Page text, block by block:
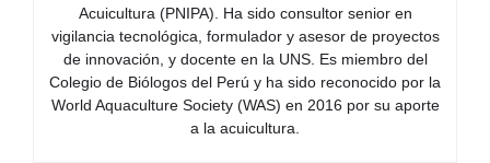
Acuicultura (PNIPA). Ha sido consultor senior en
vigilancia tecnológica, formulador y asesor de proyectos
de innovación, y docente en la UNS. Es miembro del
Colegio de Biólogos del Perú y ha sido reconocido por la
World Aquaculture Society (WAS) en 2016 por su aporte
a la acuicultura.